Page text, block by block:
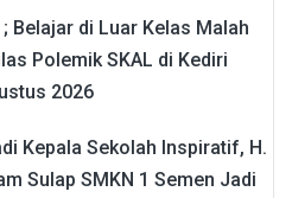
Belajar di Luar Kelas Malah
Polemik SKAL di Kediri
2026
Kepala Sekolah Inspiratif, H.
Sulap SMKN 1 Semen Jadi